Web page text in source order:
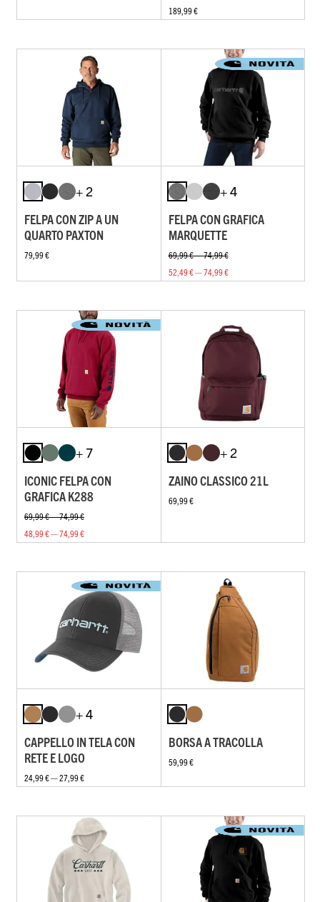
189,99 €
+ 2
FELPA CON ZIP A UN
QUARTO PAXTON
79,99 €
+ 4
FELPA CON GRAFICA
MARQUETTE
69,99 € — 74,99 €
52,49 € — 74,99 €
+ 7
ICONIC FELPA CON
GRAFICA K288
69,99 € — 74,99 €
48,99 € — 74,99 €
+ 2
ZAINO CLASSICO 21L
69,99 €
+ 4
CAPPELLO IN TELA CON
RETE E LOGO
24,99 € — 27,99 €
BORSA A TRACOLLA
59,99 €